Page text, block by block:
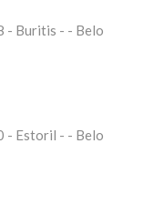
- Buritis - - Belo
- Estoril - - Belo